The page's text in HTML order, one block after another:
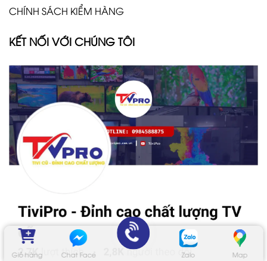
Giỏ hàng Chat Face Zalo Map
CHÍNH SÁCH KIỂM HÀNG
KẾT NỐI VỚI CHÚNG TÔI